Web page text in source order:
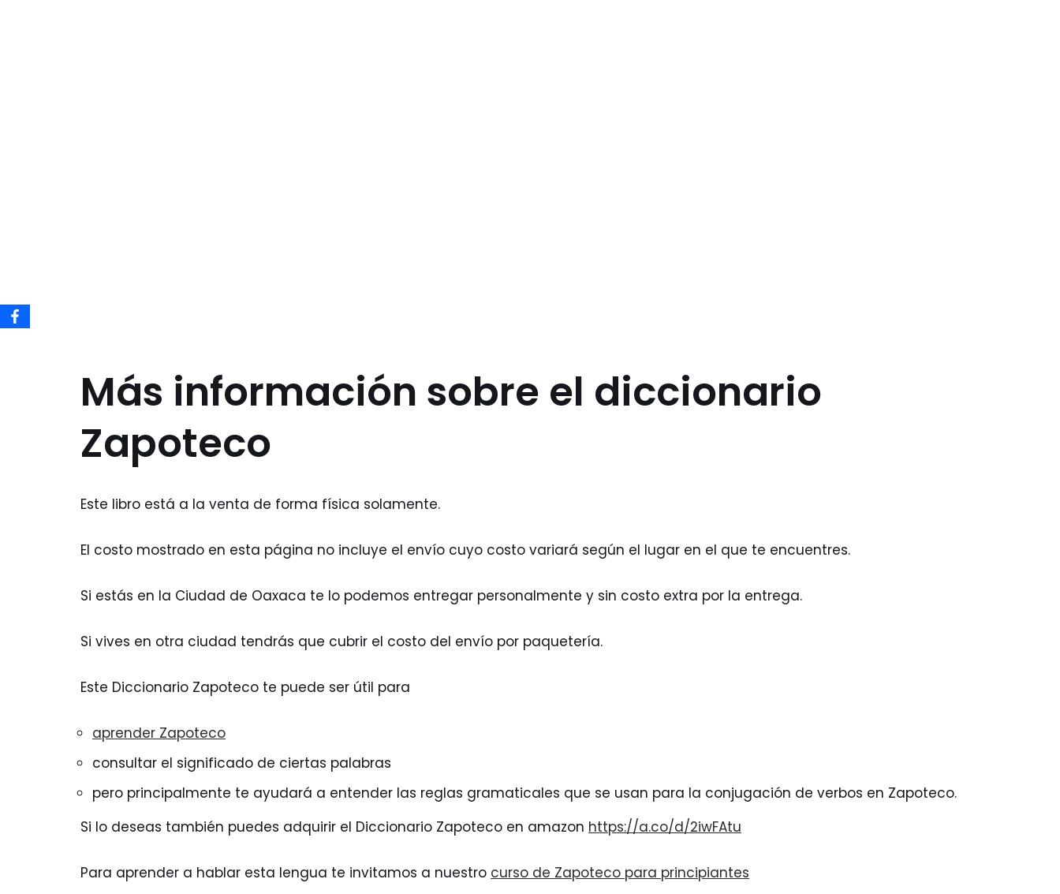
Más información sobre el diccionario
Zapoteco
Este libro está a la venta de forma física solamente.
El costo mostrado en esta página no incluye el envío cuyo costo variará según el lugar en el que te encuentres.
Si estás en la Ciudad de Oaxaca te lo podemos entregar personalmente y sin costo extra por la entrega.
Si vives en otra ciudad tendrás que cubrir el costo del envío por paquetería.
Este Diccionario Zapoteco te puede ser útil para
aprender Zapoteco
consultar el significado de ciertas palabras
pero principalmente te ayudará a entender las reglas gramaticales que se usan para la conjugación de verbos en Zapoteco.
Si lo deseas también puedes adquirir el Diccionario Zapoteco en amazon https://a.co/d/2iwFAtu
Para aprender a hablar esta lengua te invitamos a nuestro curso de Zapoteco para principiantes